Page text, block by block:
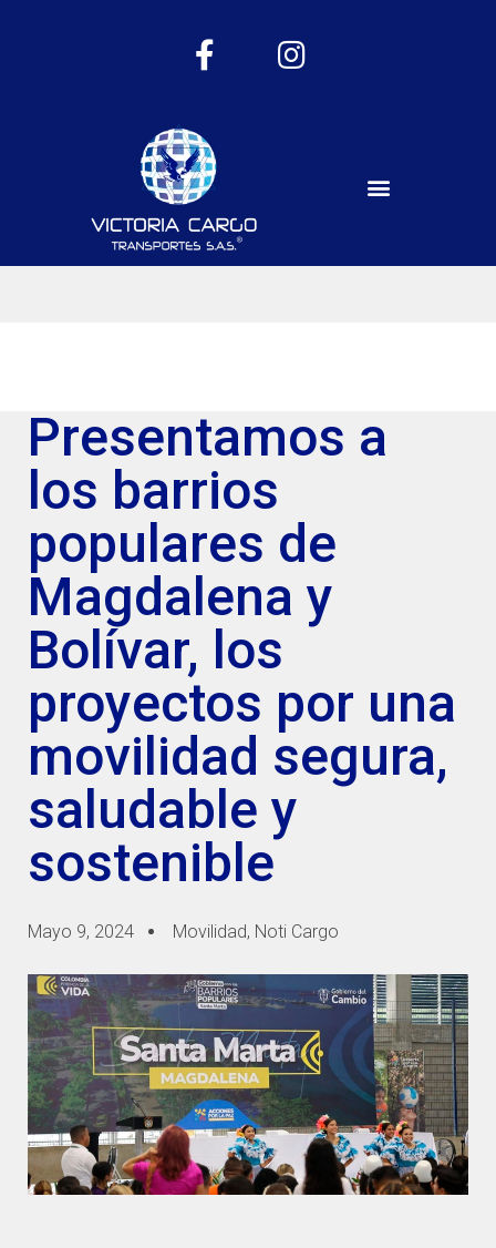
Presentamos a
los barrios
populares de
Magdalena y
Bolívar, los
proyectos por una
movilidad segura,
saludable y
sostenible
Mayo 9, 2024 Movilidad, Noti Cargo